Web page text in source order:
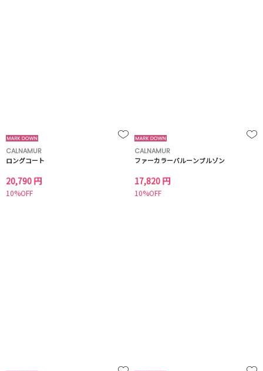
CALNAMUR
ロングコート
20,790 円
10%OFF
CALNAMUR
ファーカラーバルーンブルゾン
17,820 円
10%OFF